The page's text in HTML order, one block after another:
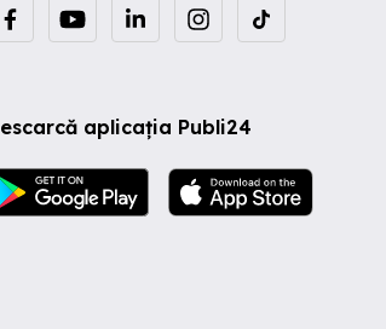
aplicația Publi24